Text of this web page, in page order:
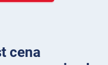
cena